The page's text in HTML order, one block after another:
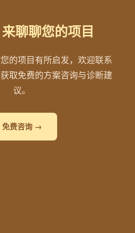
聊聊您的项目
的项目有所启发，欢迎联系
取免费的方案咨询与诊断建
议。
免费咨询 →